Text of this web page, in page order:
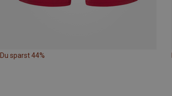
Du sparst 44%